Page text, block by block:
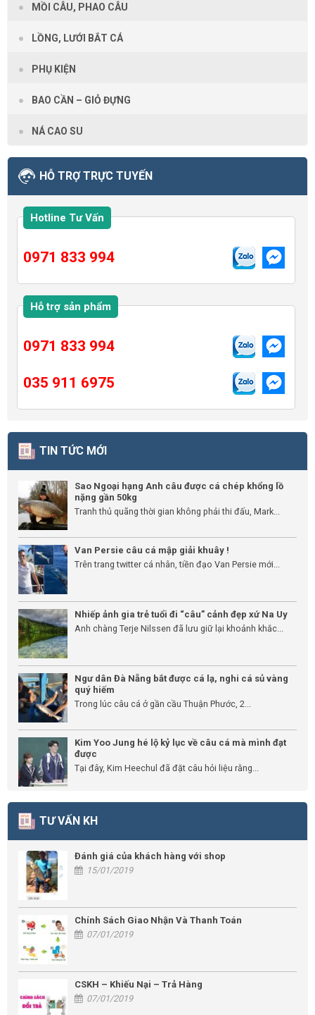
MỒI CÂU, PHAO CÂU
LỒNG, LƯỚI BẮT CÁ
PHỤ KIỆN
BAO CẦN – GIỎ ĐỰNG
NÁ CAO SU
HỖ TRỢ TRỰC TUYẾN
Hotline Tư Vấn
0971 833 994
Hỗ trợ sản phẩm
0971 833 994
035 911 6975
TIN TỨC MỚI
Sao Ngoại hạng Anh câu được cá chép khổng lồ
nặng gần 50kg
Tranh thủ quãng thời gian không phải thi đấu, Mark...
Van Persie câu cá mập giải khuây !
Trên trang twitter cá nhân, tiền đạo Van Persie mới...
Nhiếp ảnh gia trẻ tuổi đi “câu” cảnh đẹp xứ Na Uy
Anh chàng Terje Nilssen đã lưu giữ lại khoảnh khắc...
Ngư dân Đà Nẵng bắt được cá lạ, nghi cá sủ vàng
quý hiếm
Trong lúc câu cá ở gần cầu Thuận Phước, 2...
Kim Yoo Jung hé lộ kỷ lục về câu cá mà mình đạt
được
Tại đây, Kim Heechul đã đặt câu hỏi liệu rằng...
TƯ VẤN KH
Đánh giá của khách hàng với shop
15/01/2019
Chính Sách Giao Nhận Và Thanh Toán
07/01/2019
CSKH – Khiếu Nại – Trả Hàng
07/01/2019